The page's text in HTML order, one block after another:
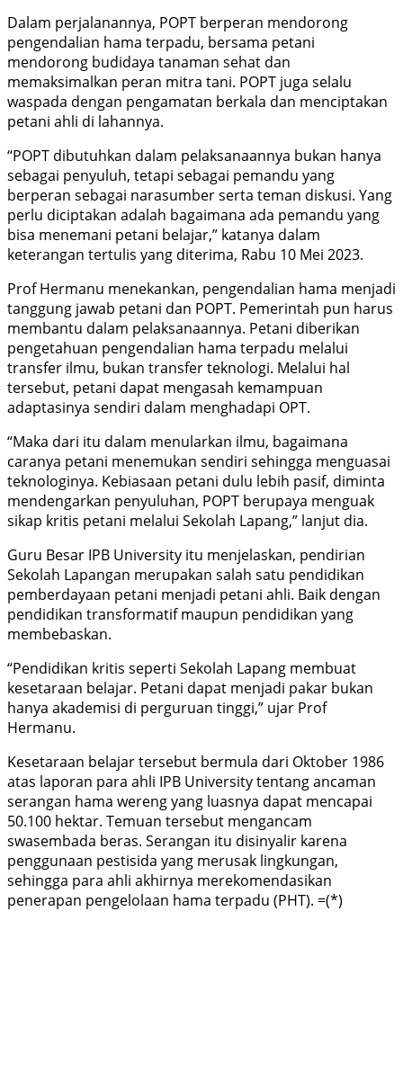
Dalam perjalanannya, POPT berperan mendorong
pengendalian hama terpadu, bersama petani
mendorong budidaya tanaman sehat dan
memaksimalkan peran mitra tani. POPT juga selalu
waspada dengan pengamatan berkala dan menciptakan
petani ahli di lahannya.
“POPT dibutuhkan dalam pelaksanaannya bukan hanya
sebagai penyuluh, tetapi sebagai pemandu yang
berperan sebagai narasumber serta teman diskusi. Yang
perlu diciptakan adalah bagaimana ada pemandu yang
bisa menemani petani belajar,” katanya dalam
keterangan tertulis yang diterima, Rabu 10 Mei 2023.
Prof Hermanu menekankan, pengendalian hama menjadi
tanggung jawab petani dan POPT. Pemerintah pun harus
membantu dalam pelaksanaannya. Petani diberikan
pengetahuan pengendalian hama terpadu melalui
transfer ilmu, bukan transfer teknologi. Melalui hal
tersebut, petani dapat mengasah kemampuan
adaptasinya sendiri dalam menghadapi OPT.
“Maka dari itu dalam menularkan ilmu, bagaimana
caranya petani menemukan sendiri sehingga menguasai
teknologinya. Kebiasaan petani dulu lebih pasif, diminta
mendengarkan penyuluhan, POPT berupaya menguak
sikap kritis petani melalui Sekolah Lapang,” lanjut dia.
Guru Besar IPB University itu menjelaskan, pendirian
Sekolah Lapangan merupakan salah satu pendidikan
pemberdayaan petani menjadi petani ahli. Baik dengan
pendidikan transformatif maupun pendidikan yang
membebaskan.
“Pendidikan kritis seperti Sekolah Lapang membuat
kesetaraan belajar. Petani dapat menjadi pakar bukan
hanya akademisi di perguruan tinggi,” ujar Prof
Hermanu.
Kesetaraan belajar tersebut bermula dari Oktober 1986
atas laporan para ahli IPB University tentang ancaman
serangan hama wereng yang luasnya dapat mencapai
50.100 hektar. Temuan tersebut mengancam
swasembada beras. Serangan itu disinyalir karena
penggunaan pestisida yang merusak lingkungan,
sehingga para ahli akhirnya merekomendasikan
penerapan pengelolaan hama terpadu (PHT). =(*)